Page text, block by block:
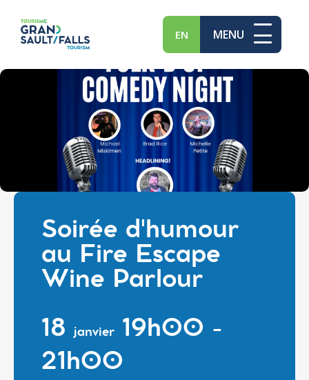
MENU
EN
Soirée d'humour
au Fire Escape
Wine Parlour
18janvier 19h00 -
21h00